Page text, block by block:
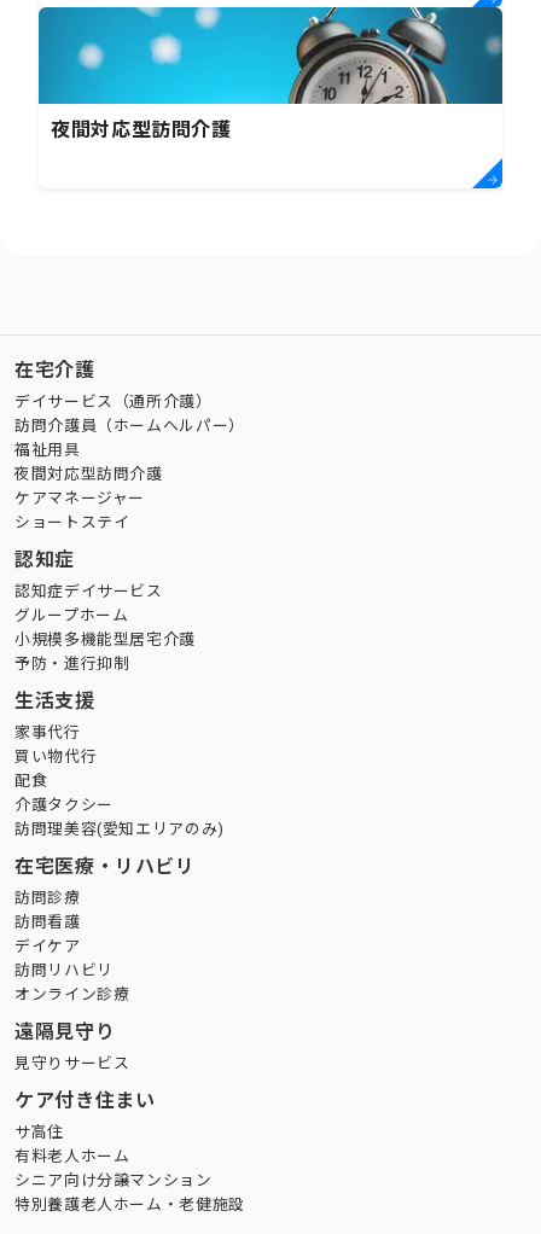
夜間対応型訪問介護
在宅介護
デイサービス（通所介護）
訪問介護員（ホームヘルパー）
福祉用具
夜間対応型訪問介護
ケアマネージャー
ショートステイ
認知症
認知症デイサービス
グループホーム
小規模多機能型居宅介護
予防・進行抑制
生活支援
家事代行
買い物代行
配食
介護タクシー
訪問理美容(愛知エリアのみ)
在宅医療・リハビリ
訪問診療
訪問看護
デイケア
訪問リハビリ
オンライン診療
遠隔見守り
見守りサービス
ケア付き住まい
サ高住
有料老人ホーム
シニア向け分譲マンション
特別養護老人ホーム・老健施設